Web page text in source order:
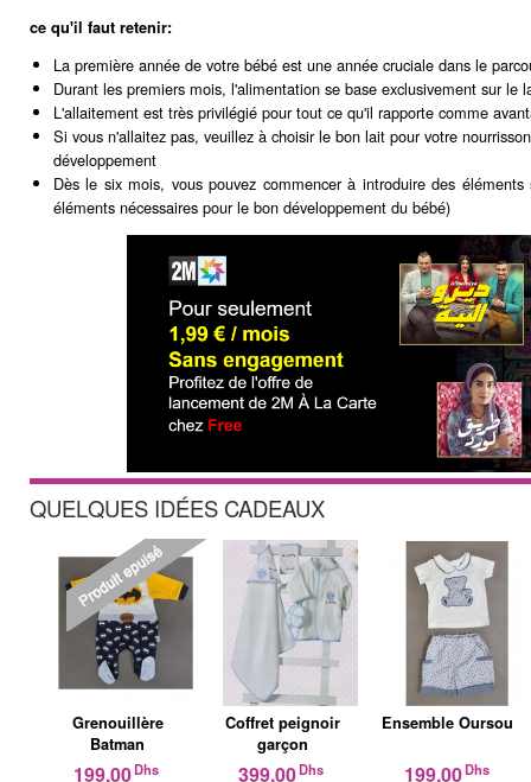
ce qu'il faut retenir:
La première année de votre bébé est une année cruciale dans le
Durant les premiers mois, l'alimentation se base exclusivement sur le
L'allaitement est très privilégié pour tout ce qu'il rapporte comme
Si vous n'allaitez pas, veuillez à choisir le bon lait pour votre
développement
Dès le six mois, vous pouvez commencer à introduire des
éléments nécessaires pour le bon développement du bébé)
QUELQUES IDÉES CADEAUX
Grenouillère
Batman
199,00Dhs
Coffret peignoir
garçon
399,00Dhs
Ensemble Oursou
199,00Dhs